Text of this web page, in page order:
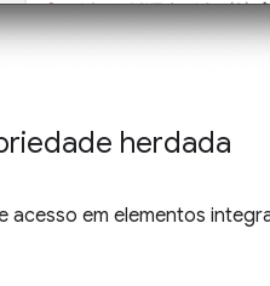
herdada
acesso em elementos